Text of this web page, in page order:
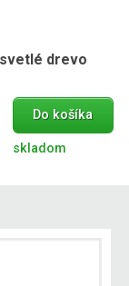
drevo
Do košíka
skladom